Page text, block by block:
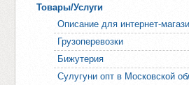
Товары/Услуги
Описание для интернет-
Грузоперевозки
Бижутерия
Сулугуни опт в Московской